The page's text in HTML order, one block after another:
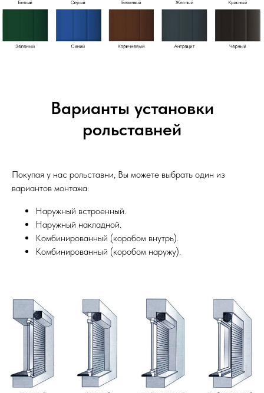
Варианты установки
рольставней
Покупая у нас рольставни, Вы можете выбрать один из
вариантов монтажа:
Наружный встроенный.
Наружный накладной.
Комбинированный (коробом внутрь).
Комбинированный (коробом наружу).